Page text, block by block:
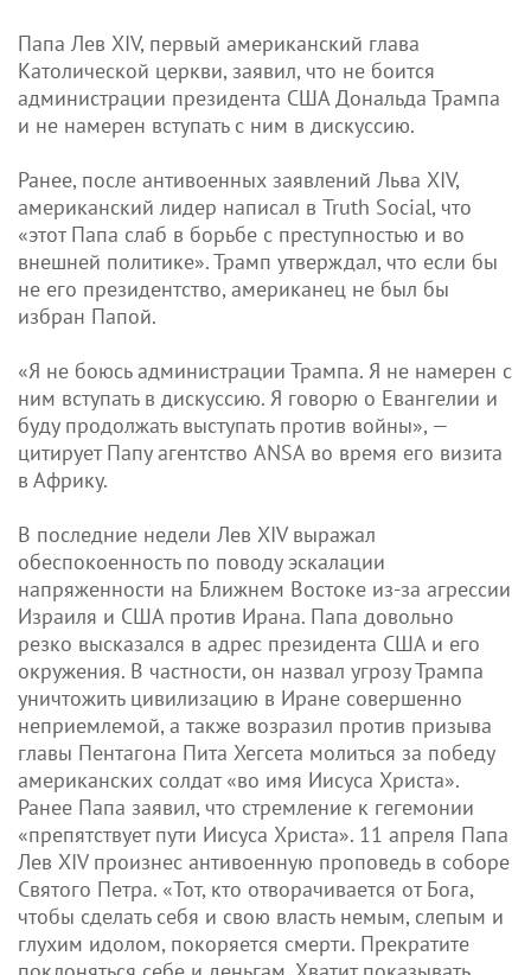
Папа Лев XIV, первый американский глава
Католической церкви, заявил, что не боится
администрации президента США Дональда Трампа
и не намерен вступать с ним в дискуссию.
Ранее, после антивоенных заявлений Льва XIV,
американский лидер написал в Truth Social, что
«этот Папа слаб в борьбе с преступностью и во
внешней политике». Трамп утверждал, что если бы
не его президентство, американец не был бы
избран Папой.
«Я не боюсь администрации Трампа. Я не намерен с
ним вступать в дискуссию. Я говорю о Евангелии и
буду продолжать выступать против войны», —
цитирует Папу агентство ANSA во время его визита
в Африку.
В последние недели Лев XIV выражал
обеспокоенность по поводу эскалации
напряженности на Ближнем Востоке из-за агрессии
Израиля и США против Ирана. Папа довольно
резко высказался в адрес президента США и его
окружения. В частности, он назвал угрозу Трампа
уничтожить цивилизацию в Иране совершенно
неприемлемой, а также возразил против призыва
главы Пентагона Пита Хегсета молиться за победу
американских солдат «во имя Иисуса Христа».
Ранее Папа заявил, что стремление к гегемонии
«препятствует пути Иисуса Христа». 11 апреля Папа
Лев XIV произнес антивоенную проповедь в соборе
Святого Петра. «Тот, кто отворачивается от Бога,
чтобы сделать себя и свою власть немым, слепым и
глухим идолом, покоряется смерти. Прекратите